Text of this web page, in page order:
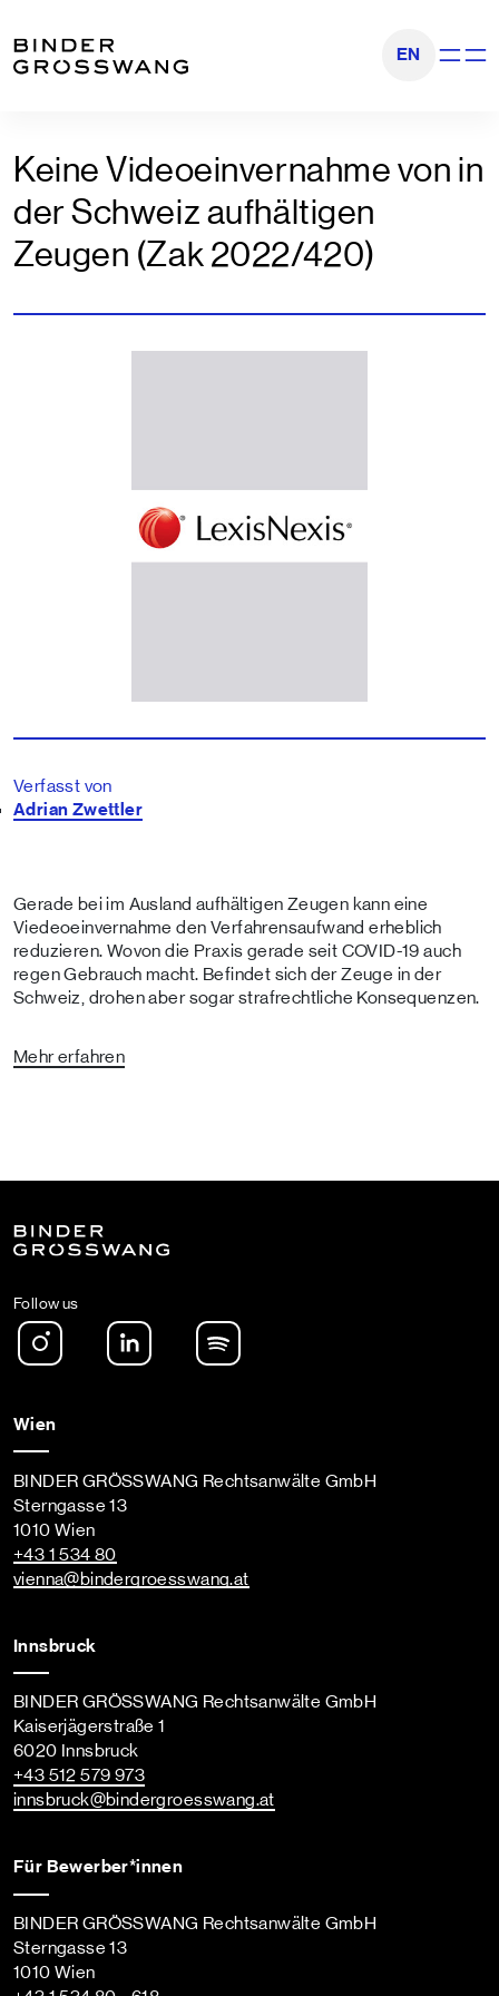
EN
Keine Videoeinvernahme von in
der Schweiz aufhältigen
Zeugen (Zak 2022/420)
Verfasst von
Adrian Zwettler
Gerade bei im Ausland aufhältigen Zeugen kann eine
Viedeoeinvernahme den Verfahrensaufwand erheblich
reduzieren. Wovon die Praxis gerade seit COVID-19 auch
regen Gebrauch macht. Befindet sich der Zeuge in der
Schweiz, drohen aber sogar strafrechtliche Konsequenzen.
Mehr erfahren
Follow us
Instagram LinkedIn
Wien
BINDER GRÖSSWANG Rechtsanwälte GmbH
Sterngasse 13
1010 Wien
+43 1 534 80
vienna@bindergroesswang.at
Innsbruck
BINDER GRÖSSWANG Rechtsanwälte GmbH
Kaiserjägerstraße 1
6020 Innsbruck
+43 512 579 973
innsbruck@bindergroesswang.at
Für Bewerber*innen
BINDER GRÖSSWANG Rechtsanwälte GmbH
Sterngasse 13
1010 Wien